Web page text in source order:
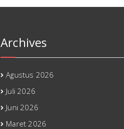
Archives
Agustus 2026
Juli 2026
Juni 2026
Maret 2026